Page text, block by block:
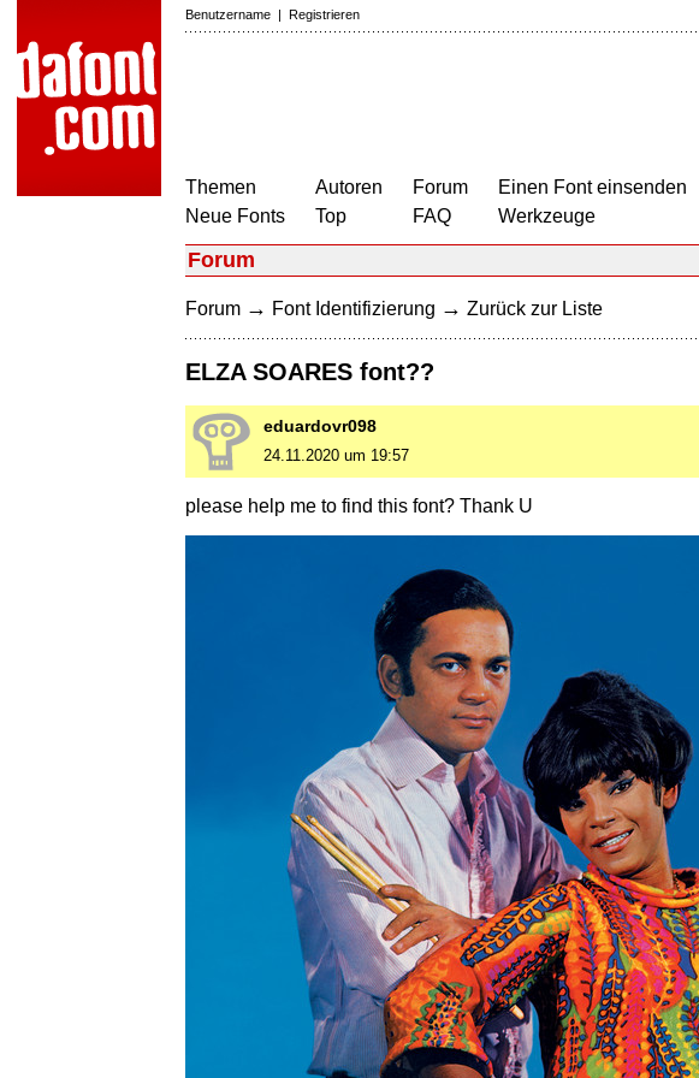
Benutzername | Registrieren
Themen
Neue Fonts
Autoren
Top
Forum
FAQ
Einen Font einsenden
Werkzeuge
Forum
Forum → Font Identifizierung → Zurück zur Liste
ELZA SOARES font??
eduardovr098
24.11.2020 um 19:57
please help me to find this font? Thank U